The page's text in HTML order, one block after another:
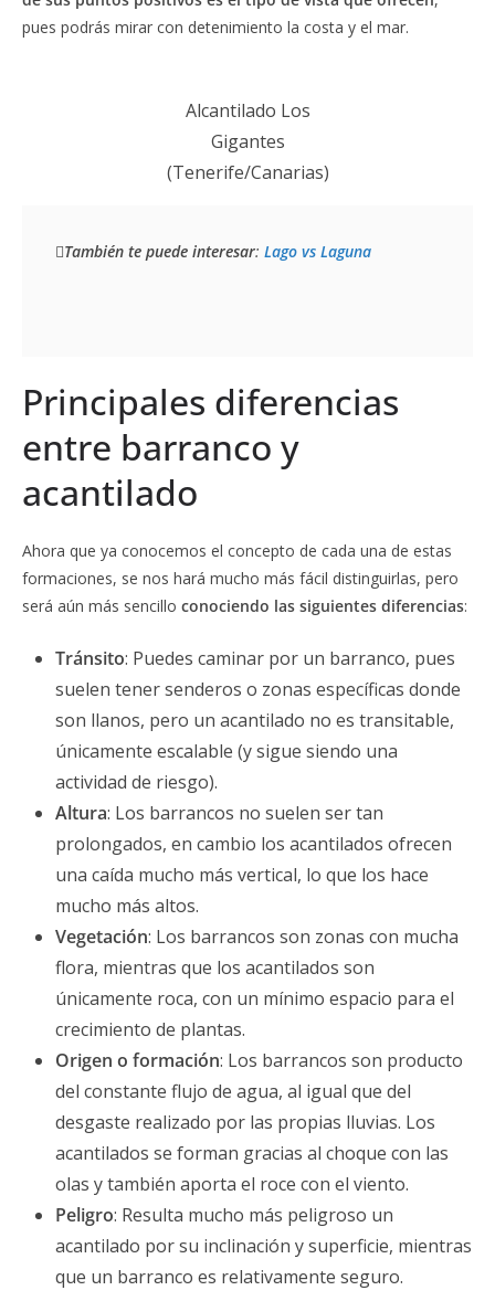
pues podrás mirar con detenimiento la costa y el mar.
Alcantilado Los
Gigantes
(Tenerife/Canarias)
También te puede interesar: Lago vs Laguna
Principales diferencias
entre barranco y
acantilado
Ahora que ya conocemos el concepto de cada una de estas
formaciones, se nos hará mucho más fácil distinguirlas, pero
será aún más sencillo conociendo las siguientes diferencias:
Tránsito: Puedes caminar por un barranco, pues
suelen tener senderos o zonas específicas donde
son llanos, pero un acantilado no es transitable,
únicamente escalable (y sigue siendo una
actividad de riesgo).
Altura: Los barrancos no suelen ser tan
prolongados, en cambio los acantilados ofrecen
una caída mucho más vertical, lo que los hace
mucho más altos.
Vegetación: Los barrancos son zonas con mucha
flora, mientras que los acantilados son
únicamente roca, con un mínimo espacio para el
crecimiento de plantas.
Origen o formación: Los barrancos son producto
del constante flujo de agua, al igual que del
desgaste realizado por las propias lluvias. Los
acantilados se forman gracias al choque con las
olas y también aporta el roce con el viento.
Peligro: Resulta mucho más peligroso un
acantilado por su inclinación y superficie, mientras
que un barranco es relativamente seguro.